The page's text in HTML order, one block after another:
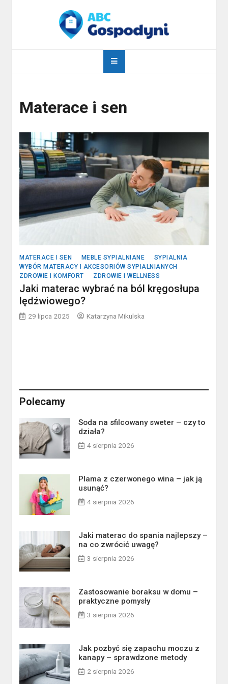
abcgospodyni.pl
Materace i sen
MATERACE I SEN MEBLE SYPIALNIANE
SYPIALNIA
WYBÓR MATERACY I AKCESORIÓW SYPIALNIANYCH
ZDROWIE I KOMFORT
ZDROWIE I WELLNESS
Jaki materac wybrać na ból kręgosłupa
lędźwiowego?
29 lipca 2025 Katarzyna Mikulska
Polecamy
Soda na sfilcowany sweter – czy to
działa?
4 sierpnia 2026
Plama z czerwonego wina – jak ją
usunąć?
4 sierpnia 2026
Jaki materac do spania najlepszy –
na co zwrócić uwagę?
3 sierpnia 2026
Zastosowanie boraksu w domu –
praktyczne pomysły
3 sierpnia 2026
Jak pozbyć się zapachu moczu z
kanapy – sprawdzone metody
2 sierpnia 2026